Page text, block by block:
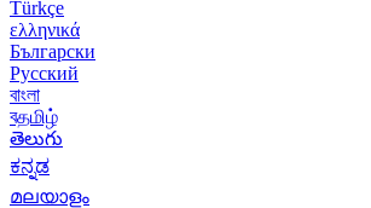
Türkçe
ελληνικά
Български
Русский
বাংলা
বதமிழ்
తెలుగు
ಕನ್ನಡ
മലയാളം